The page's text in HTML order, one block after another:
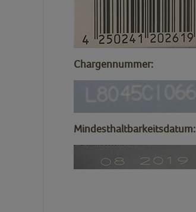
Chargennummer:
Mindesthaltbarkeitsdatum: